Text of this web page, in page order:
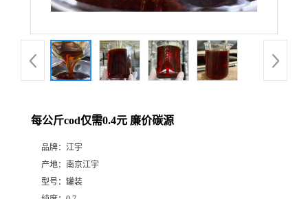
每公斤cod仅需0.4元 廉价碳源
品牌： 江宇
产地： 南京江宇
型号： 罐装